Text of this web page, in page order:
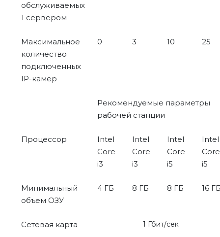
обслуживаемых
1 сервером
Максимальное
количество
подключенных
IP-камер
0 3 10 25
Рекомендуемые параметры
рабочей станции
Процессор
Intel
Core
i3
Intel
Core
i3
Intel
Core
i5
Intel
Core
i5
Минимальный
объем ОЗУ
4 ГБ 8 ГБ 8 ГБ 16
Сетевая карта 1 Гбит/сек